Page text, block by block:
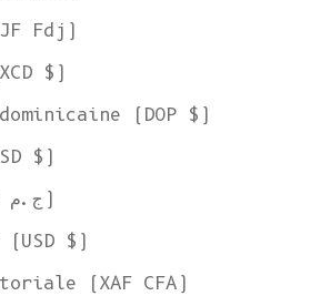
Fdj)
$)
(DOP $)
$)
Égypte (EGP ج.م)
$)
(XAF CFA)